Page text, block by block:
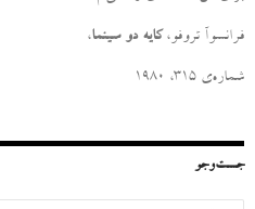
فرانسوآ تروفو، کایه دو سینما،
شماره‌ی ۳۱۵، ۱۹۸۰
جست‌وجو